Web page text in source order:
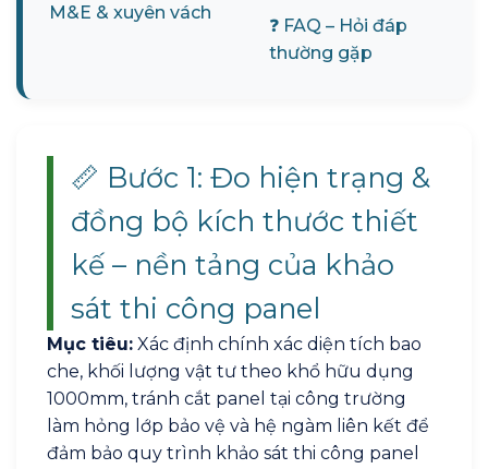
M&E & xuyên vách
❓ FAQ – Hỏi đáp
thường gặp
📏 Bước 1: Đo hiện trạng &
đồng bộ kích thước thiết
kế – nền tảng của khảo
sát thi công panel
Mục tiêu: Xác định chính xác diện tích bao
che, khối lượng vật tư theo khổ hữu dụng
1000mm, tránh cắt panel tại công trường
làm hỏng lớp bảo vệ và hệ ngàm liên kết để
đảm bảo quy trình khảo sát thi công panel